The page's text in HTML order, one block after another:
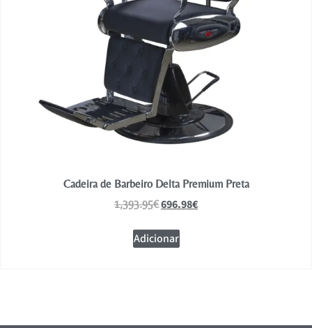
Cadeira de Barbeiro Delta Premium Preta
1,393.95€696.98€
Adicionar